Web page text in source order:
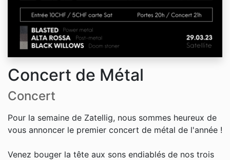
Concert de Métal
Concert
Pour la semaine de Zatellig, nous sommes heureux de
vous annoncer le premier concert de métal de l'année !
Venez bouger la tête aux sons endiablés de nos trois